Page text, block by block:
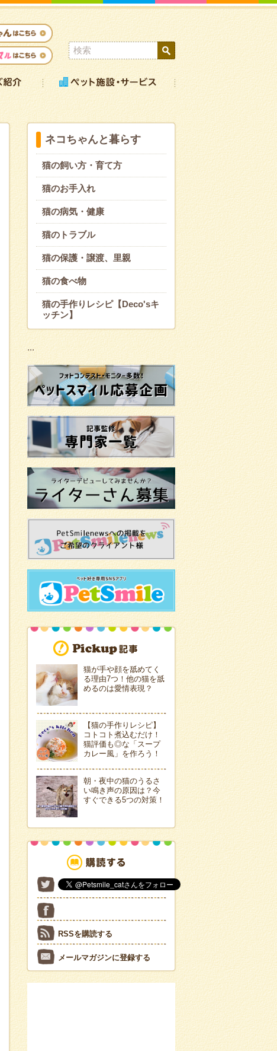
ネコちゃんと暮らす
猫の飼い方・育て方
猫のお手入れ
猫の病気・健康
猫のトラブル
猫の保護・譲渡、里親
猫の食べ物
猫の手作りレシピ【Deco'sキ
ッチン】
...
猫が手や顔を舐めてく
る理由7つ！他の猫を舐
めるのは愛情表現？
【猫の手作りレシピ】
コトコト煮込むだけ！
猫評価も◎な「スープ
カレー風」を作ろう！
朝・夜中の猫のうるさ
い鳴き声の原因は？今
すぐできる5つの対策！
RSSを購読する
メールマガジンに登録する